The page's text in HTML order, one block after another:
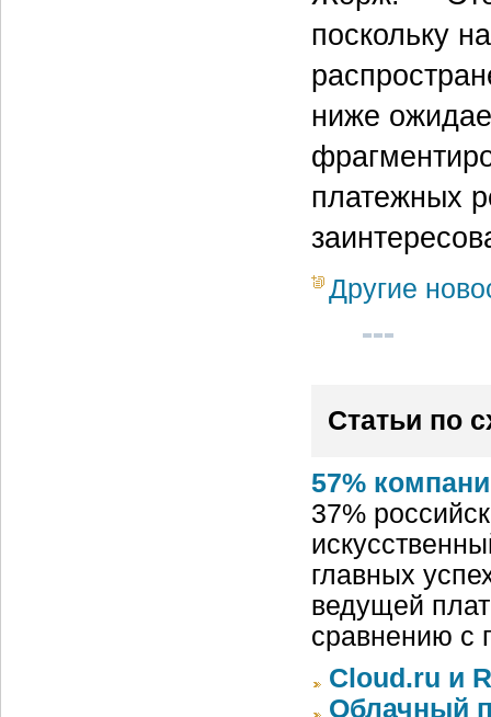
поскольку
ниже
платежных
Другие
Статьи по
57%
37%
главных
ведущей
сравнению с
Cloud.ru и
Облачный